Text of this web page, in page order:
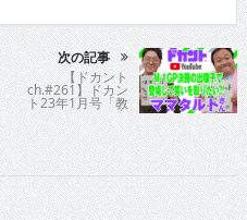
次の記事
【ドカント
ch.#261】ドカン
ト23年1月号「教
えてパイセン！直
撃インタビュー!!」
ママタルトさんの
動画第4弾！【ママ
タルトさん4/4】